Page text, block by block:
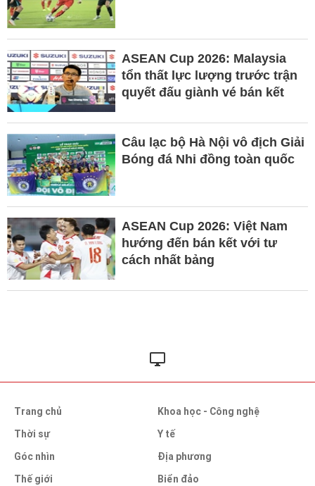
ASEAN Cup 2026: Malaysia
tổn thất lực lượng trước trận
quyết đấu giành vé bán kết
Câu lạc bộ Hà Nội vô địch Giải
Bóng đá Nhi đồng toàn quốc
ASEAN Cup 2026: Việt Nam
hướng đến bán kết với tư
cách nhất bảng
Trang chủ
Thời sự
Góc nhìn
Thế giới
Khoa học - Công nghệ
Y tế
Địa phương
Biển đảo